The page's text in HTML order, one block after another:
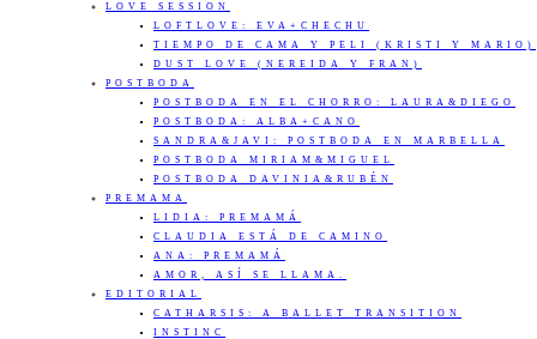
LOVE SESSION
LOFTLOVE: EVA+CHECHU
TIEMPO DE CAMA Y PELI (KRISTI Y MARIO)
DUST LOVE (NEREIDA Y FRAN)
POSTBODA
POSTBODA EN EL CHORRO: LAURA&DIEGO
POSTBODA: ALBA+CANO
SANDRA&JAVI: POSTBODA EN MARBELLA
POSTBODA MIRIAM&MIGUEL
POSTBODA DAVINIA&RUBÉN
PREMAMA
LIDIA: PREMAMÁ
CLAUDIA ESTÁ DE CAMINO
ANA: PREMAMÁ
AMOR, ASÍ SE LLAMA.
EDITORIAL
CATHARSIS: A BALLET TRANSITION
INSTINC